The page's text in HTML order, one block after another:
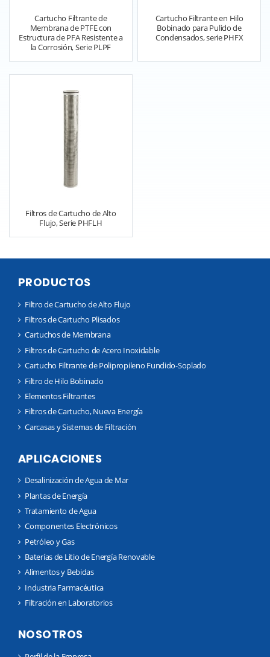
Cartucho Filtrante de
Membrana de PTFE con
Estructura de PFA Resistente a
la Corrosión, Serie PLPF
Cartucho Filtrante en Hilo
Bobinado para Pulido de
Condensados, serie PHFX
Filtros de Cartucho de Alto
Flujo, Serie PHFLH
PRODUCTOS
Filtro de Cartucho de Alto Flujo
Filtros de Cartucho Plisados
Cartuchos de Membrana
Filtros de Cartucho de Acero Inoxidable
Cartucho Filtrante de Polipropileno Fundido-Soplado
Filtro de Hilo Bobinado
Elementos Filtrantes
Filtros de Cartucho, Nueva Energía
Carcasas y Sistemas de Filtración
APLICACIONES
Desalinización de Agua de Mar
Plantas de Energía
Tratamiento de Agua
Componentes Electrónicos
Petróleo y Gas
Baterías de Litio de Energía Renovable
Alimentos y Bebidas
Industria Farmacéutica
Filtración en Laboratorios
NOSOTROS